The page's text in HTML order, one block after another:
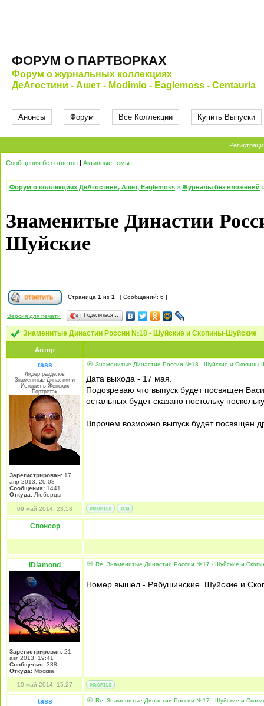
ФОРУМ О ПАРТВОРКАХ
Форум о журнальных коллекциях
ДеАгостини - Ашет - Modimio - Eaglemoss - Centauria
Анонсы Форум Все Коллекции Купить Выпуски
Сообщения без ответов | Активные темы
Форум о коллекциях ДеАгостини, Ашет, Eaglemoss » Журналы без вложений
Знаменитые Династии
Шуйские
Страница 1 из 1 [ Сообщений: 6 ]
Версия для печати Поделиться…
Знаменитые Династии России №18 - Шуйские и Скопины-Шуйские
Автор
tass
Лидер разделов
Знаменитые Династии и
История в Женских
Портретах
Зарегистрирован: 17
апр 2013, 20:08
Сообщения: 1441
Откуда: Люберцы
Знаменитые Династии России №18 - Шуйские и Скопины-
Дата выхода - 17 мая.
Подозреваю что выпуск будет посвящен
остальных будет сказано постольку
Впрочем возможно выпуск будет посвящен
09 май 2014, 23:58
Спонсор
iDiamond
Зарегистрирован: 21
авг 2013, 19:41
Сообщения: 388
Откуда: Москва
Re: Знаменитые Династии России №17 - Шуйские и
Номер вышел - Рябушинские. Шуйские и
10 май 2014, 15:27
tass Re: Знаменитые Династии России №17 - Шуйские и